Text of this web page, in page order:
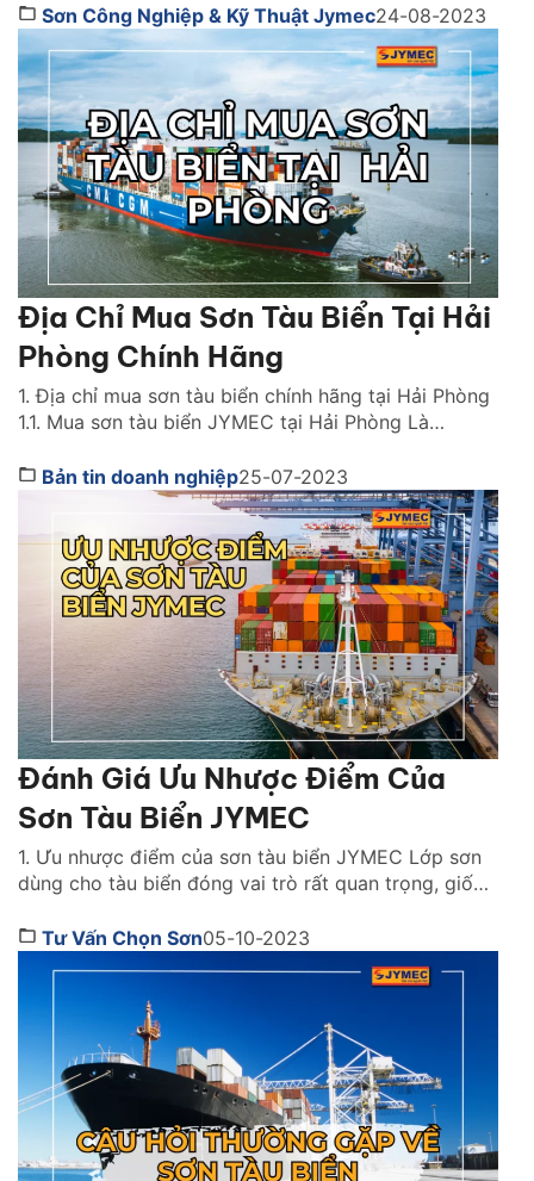
dụng nhiều nhất hiện nay. Sơn tàu biển Hải Phòng có
chất lượng cao, giúp bảo vệ tàu thuyền hiệu quả. […]
Sơn Công Nghiệp & Kỹ Thuật Jymec24-08-2023
Địa Chỉ Mua Sơn Tàu Biển Tại Hải
Phòng Chính Hãng
1. Địa chỉ mua sơn tàu biển chính hãng tại Hải Phòng
1.1. Mua sơn tàu biển JYMEC tại Hải Phòng Là
JYMEC sở hữu nhiều ưu điểm vượt trội. Sơn tàu biển
có công dụng chống lại sự ăn mòn, rỉ sét và sự […]
Bản tin doanh nghiệp25-07-2023
Đánh Giá Ưu Nhược Điểm Của
Sơn Tàu Biển JYMEC
1. Ưu nhược điểm của sơn tàu biển JYMEC Lớp sơn
dùng cho tàu biển đóng vai trò rất quan trọng, giống
thuyền luôn được bền đẹp khỏi ăn mòn và các tác
động của môi trường biển. Sơn tàu biển JYMEC là
Tư Vấn Chọn Sơn05-10-2023